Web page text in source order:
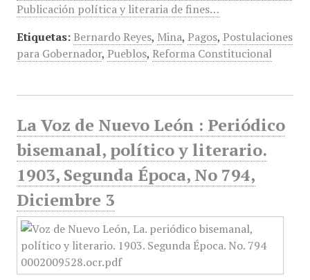
Publicación política y literaria de fines…
Etiquetas: Bernardo Reyes, Mina, Pagos, Postulaciones
para Gobernador, Pueblos, Reforma Constitucional
La Voz de Nuevo León : Periódico
bisemanal, político y literario.
1903, Segunda Época, No 794,
Diciembre 3